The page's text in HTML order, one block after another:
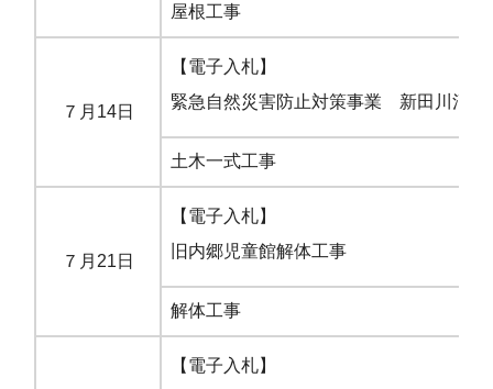
屋根工事
７月14日
【電子入札】
緊急自然災害防止対策事業 新田川河川
土木一式工事
７月21日
【電子入札】
旧内郷児童館解体工事
解体工事
【電子入札】